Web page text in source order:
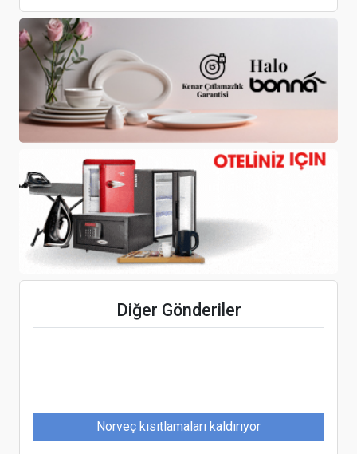
Diğer Gönderiler
Dorak Holding’in Gündeminde Sağlık Turizmi ve
Halka Arz Var
Emirates, genç yolcuları için yeni bir dinlenme
salonu açtı
Kişiselleştirilmiş deneyimler, akıllı işletmeler
Norveç kısıtlamaları kaldırıyor